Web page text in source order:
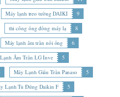
Máy lạnh treo tường DAIKI
9
thi công ống đồng máy lạ
8
Máy lạnh âm trần nối ống
6
Âm Trần LG Inve
5
Máy Lạnh Giấu Trần Panaso
5
Lạnh Tủ Đứng Daikin F
5